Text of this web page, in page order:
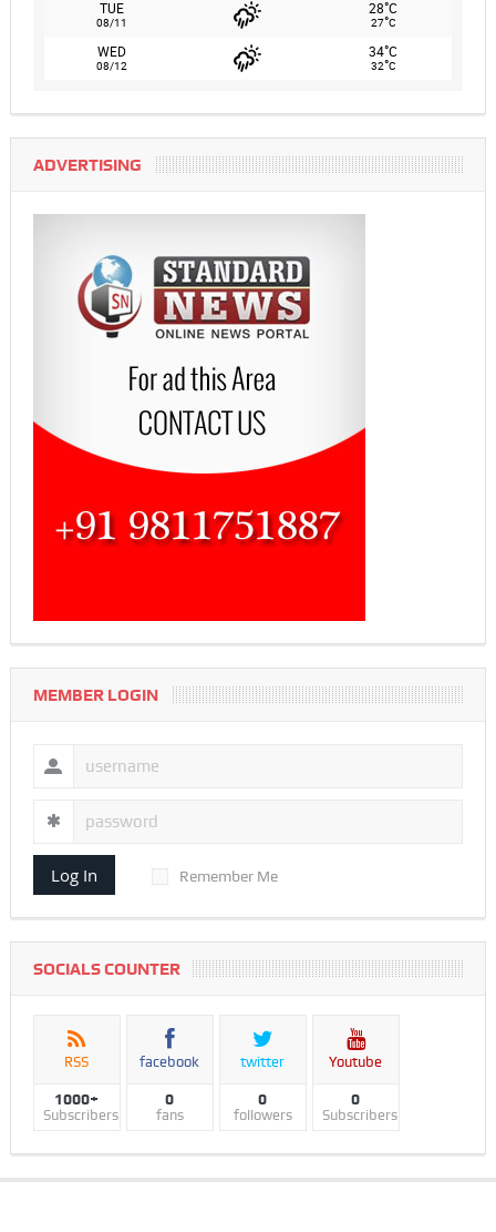
TUE
08/11
28°C
27°C
WED
08/12
34°C
32°C
ADVERTISING
MEMBER LOGIN
Log In Remember Me
SOCIALS COUNTER
RSS
1000+
Subscribers
facebook
0
fans
twitter
0
followers
Youtube
0
Subscribers